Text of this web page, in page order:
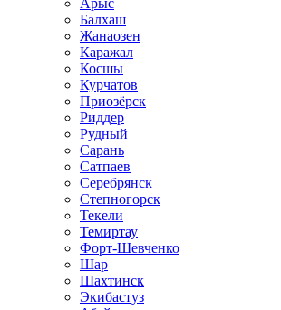
Арыс
Балхаш
Жанаозен
Каражал
Косшы
Курчатов
Приозёрск
Риддер
Рудный
Сарань
Сатпаев
Серебрянск
Степногорск
Текели
Темиртау
Форт-Шевченко
Шар
Шахтинск
Экибастуз